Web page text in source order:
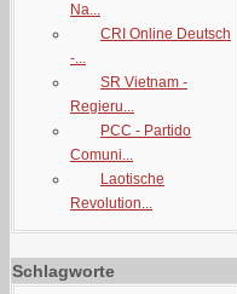
Na...
CRI Online Deutsch
-...
SR Vietnam -
Regieru...
PCC - Partido
Comuni...
Laotische
Revolution...
Schlagworte